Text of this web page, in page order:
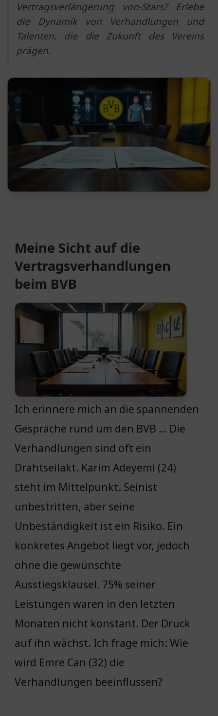
Vertragsverlängerung von-Stars? Erlebe
die Dynamik von Verhandlungen und
Talenten, die die Zukunft des Vereins
prägen.
Meine Sicht auf die
Vertragsverhandlungen
beim BVB
Ich erinnere mich an die spannenden
Gespräche rund um den BVB … Die
Verhandlungen sind oft ein
Drahtseilakt. Karim Adeyemi (24)
steht im Mittelpunkt. Seinist
unbestritten, aber seine
Unbeständigkeit ist ein Risiko. Ein
konkretes Angebot liegt vor, jedoch
ohne die gewünschte
Ausstiegsklausel. 75% seiner
Leistungen waren in den letzten
Monaten nicht konstant. Der Druck
auf ihn wächst. Ich frage mich: Wie
wird Emre Can (32) die
Verhandlungen beeinflussen?